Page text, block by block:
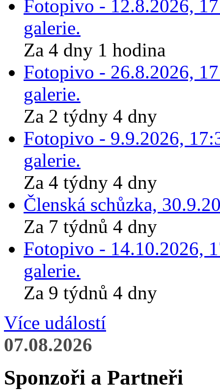
Fotopivo - 12.8.2026,
galerie.
Za 4 dny 1 hodina
Fotopivo - 26.8.2026,
galerie.
Za 2 týdny 4 dny
Fotopivo - 9.9.2026,
galerie.
Za 4 týdny 4 dny
Členská schůzka,
Za 7 týdnů 4 dny
Fotopivo - 14.10.2026,
galerie.
Za 9 týdnů 4 dny
Více událostí
07.08.2026
Sponzoři a Partneři